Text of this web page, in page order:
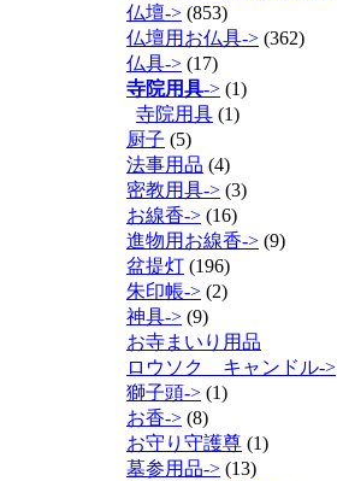
仏壇-> (853)
仏壇用お仏具-> (362)
仏具-> (17)
寺院用具-> (1)
寺院用具 (1)
厨子 (5)
法事用品 (4)
密教用具-> (3)
お線香-> (16)
進物用お線香-> (9)
盆提灯 (196)
朱印帳-> (2)
神具-> (9)
お寺まいり用品
ロウソク キャンドル->
獅子頭-> (1)
お香-> (8)
お守り守護尊 (1)
墓参用品-> (13)